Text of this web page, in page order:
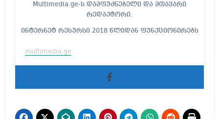
Multimedia.ge-ს დამფუძნებელი და მთავარი
რედაქტორი.
ინტერნეტ რესურსი 2018 წლიდან ფუნქციონირებს
multimedia.ge